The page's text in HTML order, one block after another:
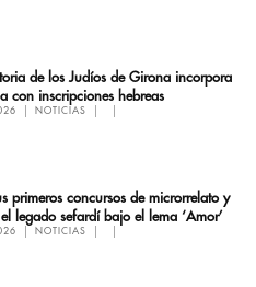
de los Judíos de Girona incorpora
con inscripciones hebreas
NOTICIAS
primeros concursos de microrrelato y
legado sefardí bajo el lema ‘Amor’
NOTICIAS